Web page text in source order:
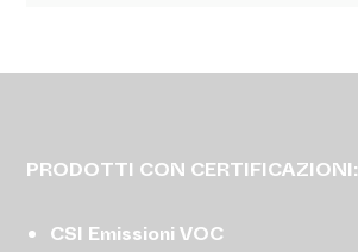
PRODOTTI CON CERTIFICAZIONI:
CSI Emissioni VOC